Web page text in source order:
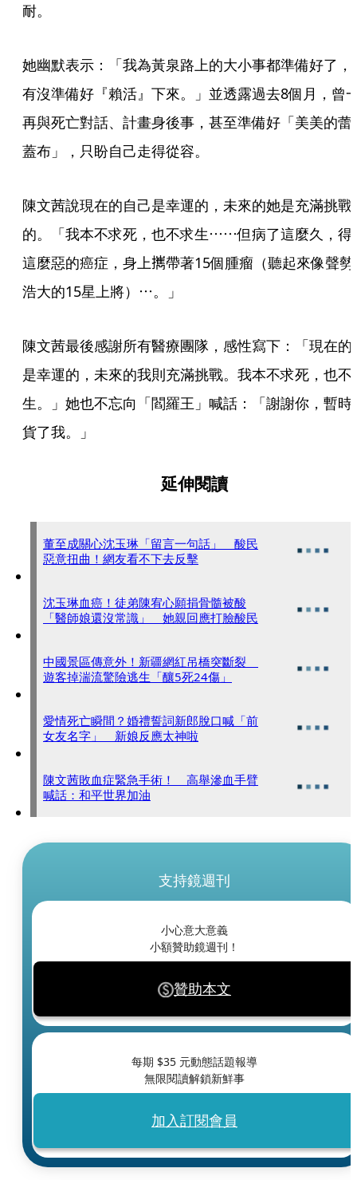
耐。
她幽默表示：「我為黃泉路上的大小事都準備好了，
有沒準備好『賴活』下來。」並透露過去8個月，曾
再與死亡對話、計畫身後事，甚至準備好「美美的蕾
蓋布」，只盼自己走得從容。
陳文茜說現在的自己是幸運的，未來的她是充滿挑戰
的。「我本不求死，也不求生⋯⋯但病了這麼久，得
這麼惡的癌症，身上𢹂帶著15個腫瘤（聽起來像聲勢
浩大的15星上將）⋯。」
陳文茜最後感謝所有醫療團隊，感性寫下：「現在的
是幸運的，未來的我則充滿挑戰。我本不求死，也不
生。」她也不忘向「閻羅王」喊話：「謝謝你，暫時
貨了我。」
延伸閱讀
董至成關心沈玉琳「留言一句話」 酸民
惡意扭曲！網友看不下去反擊
沈玉琳血癌！徒弟陳宥心願捐骨髓被酸
「醫師娘還沒常識」 她親回應打臉酸民
中國景區傳意外！新疆網紅吊橋突斷裂
遊客掉湍流驚險逃生「釀5死24傷」
愛情死亡瞬間？婚禮誓詞新郎脫口喊「前
女友名字」 新娘反應太神啦
陳文茜敗血症緊急手術！ 高舉滲血手臂
喊話：和平世界加油
支持鏡週刊
小心意大意義
小額贊助鏡週刊！
贊助本文
每期 $35 元動態話題報導
無限閱讀解鎖新鮮事
加入訂閱會員